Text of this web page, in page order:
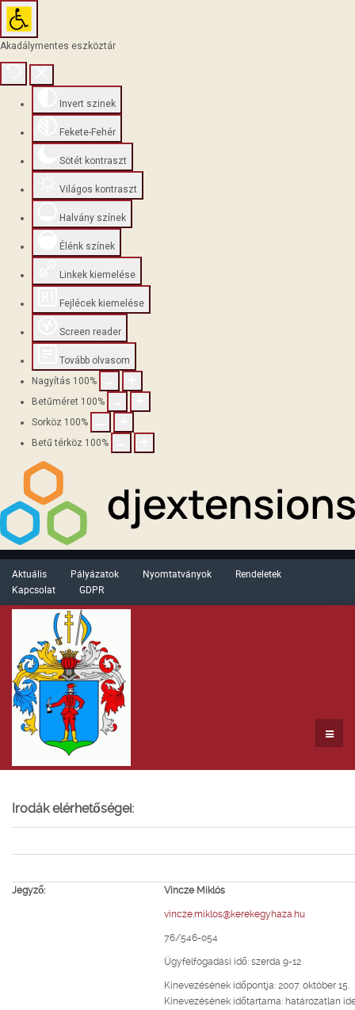
Akadálymentes eszköztár
Invert szinek
Fekete-Fehér
Sötét kontraszt
Világos kontraszt
Halvány színek
Élénk színek
Linkek kiemelése
Fejlécek kiemelése
Screen reader
Tovább olvasom
Nagyítás 100%
Betűméret 100%
Sorköz 100%
Betű térköz 100%
Aktuális Pályázatok Nyomtatványok
Rendeletek
Kapcsolat
GDPR
Irodák elérhetőségei:
Jegyző: Vincze Miklós
vincze.miklos@kerekegyhaza.hu
76/546-054
Ügyfélfogadási idő: szerda 9-12
Kinevezésének időpontja: 2007. október 15.
Kinevezésének időtartama: határozatlan